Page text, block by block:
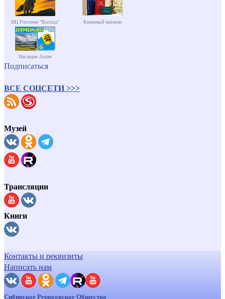
ИЦ Россазия "Восход" Книжный магазин
Наследие Алтая
Подписаться
ВСЕ СОЦСЕТИ >>>
Музей
Трансляции
Книги
Контакты и реквизиты
Написать нам
Сибирское Рериховское Общество